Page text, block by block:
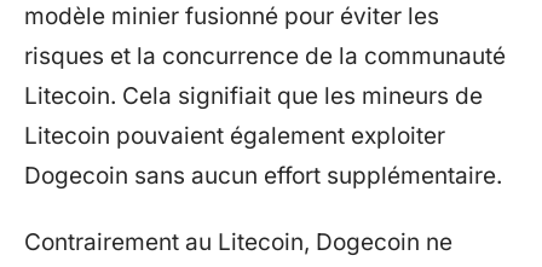
modèle minier fusionné pour éviter les
risques et la concurrence de la communauté
Litecoin. Cela signifiait que les mineurs de
Litecoin pouvaient également exploiter
Dogecoin sans aucun effort supplémentaire.
Contrairement au Litecoin, Dogecoin ne